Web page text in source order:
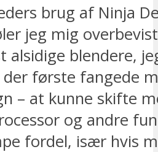
brug af Ninja
jeg mig
alsidige blendere,
første fangede
– at kunne skifte
og andre
fordel, især hvis